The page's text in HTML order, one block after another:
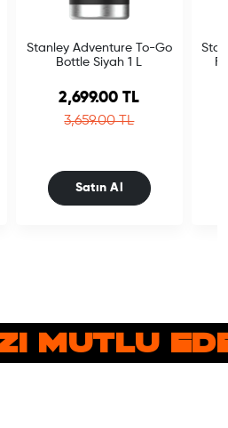
Stanley Adventure To-Go
Bottle Siyah 1 L
Sale price
2,699.00 TL
Regular price
3,659.00 TL
Satın Al
MUTLU